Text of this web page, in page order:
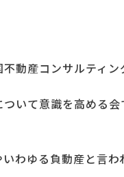
動産コンサルティン
いて意識を高める
わゆる負動産と言